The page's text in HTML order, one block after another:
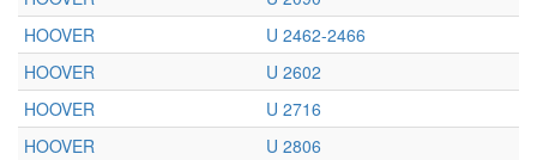
HOOVER
U 2462-2466
HOOVER
U 2602
HOOVER
U 2716
HOOVER
U 2806